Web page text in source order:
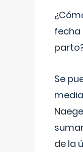
fecha
Se
de la